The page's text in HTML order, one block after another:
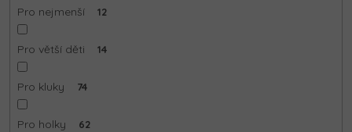
Pro nejmenší 12
Pro větší děti 14
Pro kluky 74
Pro holky 62